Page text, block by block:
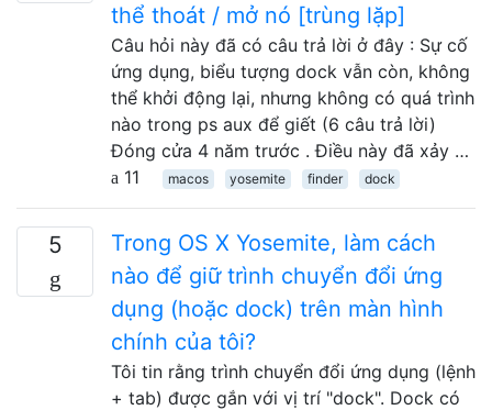
thể thoát / mở nó [trùng lặp]
Câu hỏi này đã có câu trả lời ở đây : Sự cố
ứng dụng, biểu tượng dock vẫn còn, không
thể khởi động lại, nhưng không có quá trình
nào trong ps aux để giết (6 câu trả lời)
Đóng cửa 4 năm trước . Điều này đã xảy …
11
macos yosemite finder dock
5
Trong OS X Yosemite, làm cách
nào để giữ trình chuyển đổi ứng
dụng (hoặc dock) trên màn hình
chính của tôi?
Tôi tin rằng trình chuyển đổi ứng dụng (lệnh
+ tab) được gắn với vị trí "dock". Dock có